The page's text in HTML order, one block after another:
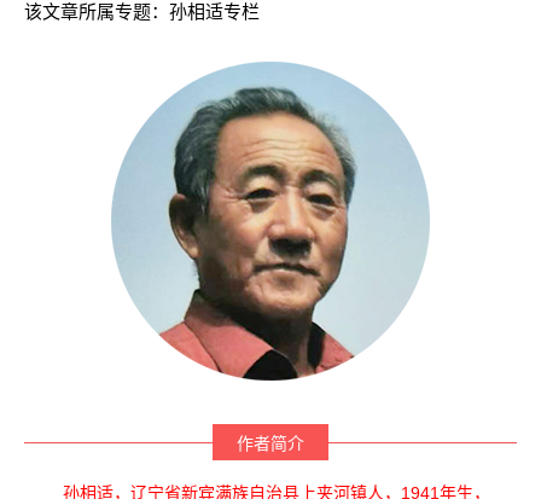
该文章所属专题： 孙相适专栏
作者简介
孙相适，辽宁省新宾满族自治县上夹河镇人，1941年生，